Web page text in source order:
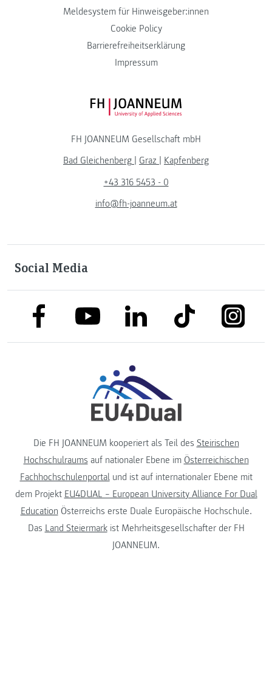
Meldesystem für Hinweisgeber:innen
Cookie Policy
Barrierefreiheitserklärung
Impressum
FH JOANNEUM Logo
FH JOANNEUM Gesellschaft mbH
Bad Gleichenberg
Graz
Kapfenberg
+43 316 5453 - 0
info@fh-joanneum.at
Social Media
link to facebooklink to youtubelink to linkedinlink to tiktok
Die FH JOANNEUM kooperiert als Teil des Steirischen
Hochschulraums auf nationaler Ebene im Österreichischen
Fachhochschulenportalund ist auf internationaler Ebene mit
dem Projekt EU4DUAL – European University Alliance For Dual
Education Österreichs erste Duale Europäische Hochschule.
Das Land Steiermarkist Mehrheitsgesellschafter der FH
JOANNEUM.